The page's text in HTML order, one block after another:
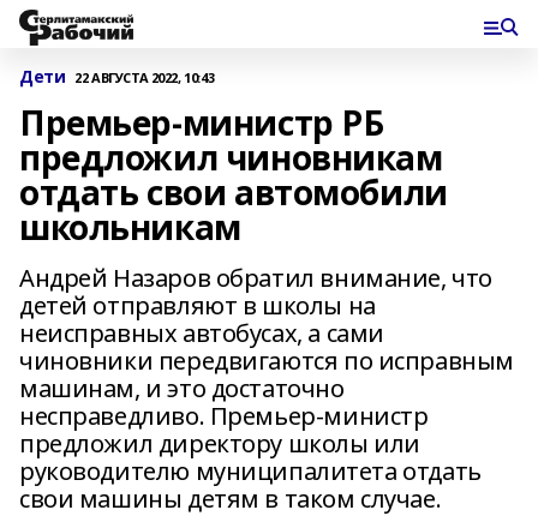
Дети 22 АВГУСТА 2022, 10:43
Премьер-министр РБ
предложил чиновникам
отдать свои автомобили
школьникам
Андрей Назаров обратил внимание, что
детей отправляют в школы на
неисправных автобусах, а сами
чиновники передвигаются по исправным
машинам, и это достаточно
несправедливо. Премьер-министр
предложил директору школы или
руководителю муниципалитета отдать
свои машины детям в таком случае.